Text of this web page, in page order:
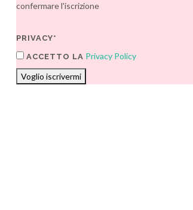
confermare l'iscrizione
PRIVACY*
ACCETTO LA Privacy Policy
Voglio iscrivermi